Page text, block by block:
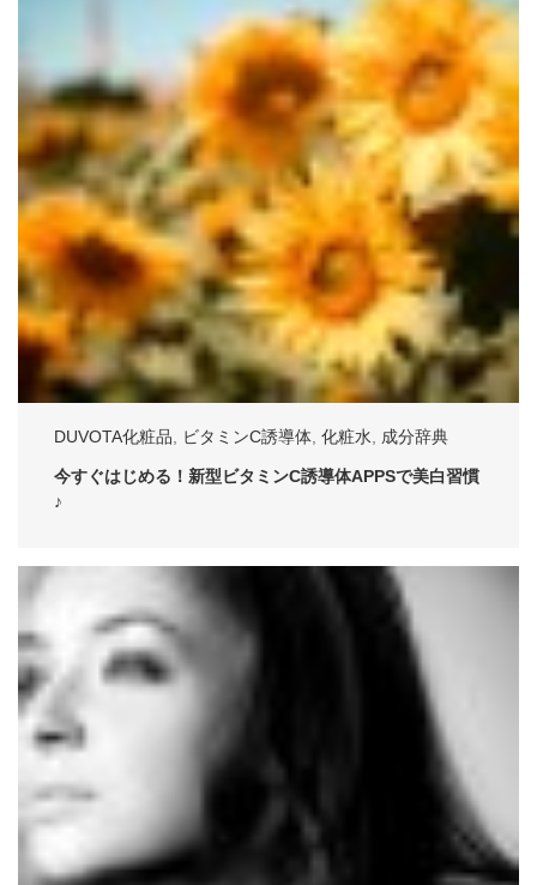
DUVOTA化粧品 ビタミンC誘導体 化粧水 成分辞典
今すぐはじめる！新型ビタミンC誘導体APPSで美白習慣
♪